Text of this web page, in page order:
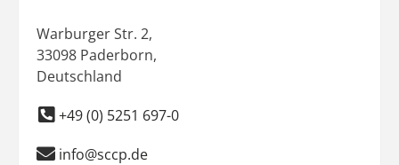
Warburger Str. 2,
33098 Paderborn,
Deutschland
+49 (0) 5251 697-0
info@sccp.de